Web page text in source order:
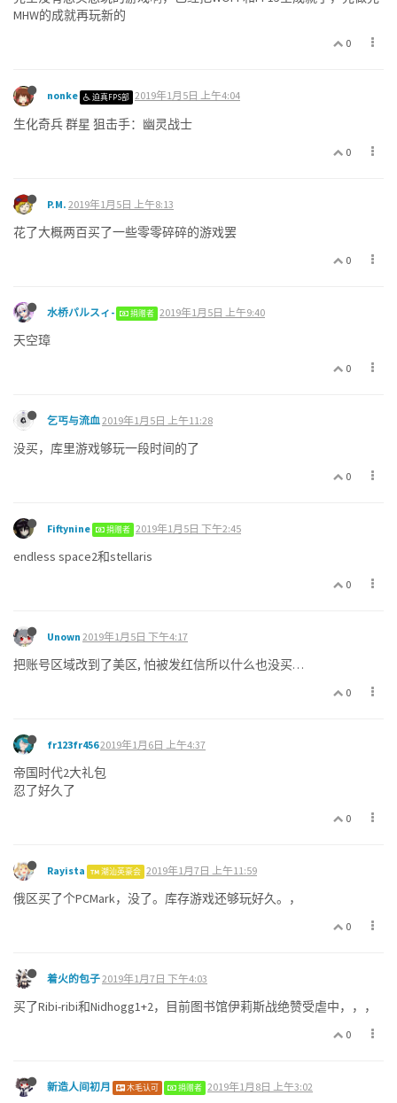
MHW的成就再玩新的
0
nonke 迫真FPS部 2019年1月5日 上午4:04
生化奇兵 群星 狙击手：幽灵战士
0
P.M. 2019年1月5日 上午8:13
花了大概两百买了一些零零碎碎的游戏罢
0
水桥パルスィ- 捐赠者 2019年1月5日 上午9:40
天空璋
0
乞丐与流血2019年1月5日 上午11:28
没买，库里游戏够玩一段时间的了
0
Fiftynine 捐赠者 2019年1月5日 下午2:45
endless space2和stellaris
0
Unown 2019年1月5日 下午4:17
把账号区域改到了美区, 怕被发红信所以什么也没买…
0
fr123fr4562019年1月6日 上午4:37
帝国时代2大礼包
忍了好久了
0
Rayista 潮汕英豪会 2019年1月7日 上午11:59
俄区买了个PCMark，没了。库存游戏还够玩好久。，
0
着火的包子2019年1月7日 下午4:03
买了Ribi-ribi和Nidhogg1+2，目前图书馆伊莉斯战绝赞受虐中，，，
0
新造人间初月 木毛认可 捐赠者 2019年1月8日 上午3:02